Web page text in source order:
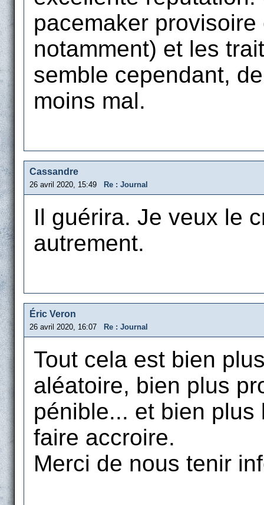
pacemaker
notamment) et les
semble cependant,
moins mal.
Cassandre
26 avril 2020, 15:49 Re : Journal
Il guérira. Je veux le
autrement.
Éric Veron
26 avril 2020, 16:07 Re : Journal
Tout cela est bien
aléatoire, bien plus
pénible... et bien
faire accroire.
Merci de nous tenir